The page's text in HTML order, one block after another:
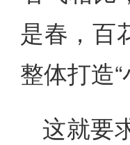
是春，百
整体打造
这就要